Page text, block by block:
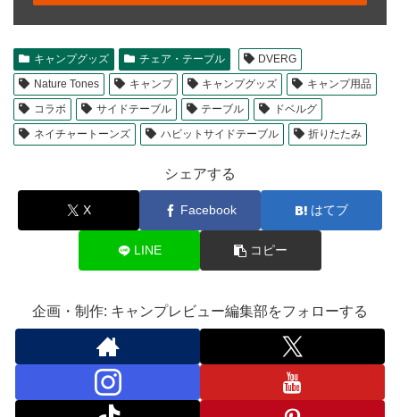
キャンプグッズ チェア・テーブル
DVERG
Nature Tones
キャンプ キャンプグッズ
キャンプ用品
コラボ
サイドテーブル テーブル
ドベルグ
ネイチャートーンズ
ハビットサイドテーブル 折りたたみ
シェアする
X Facebook はてブ
LINE コピー
企画・制作: キャンプレビュー編集部をフォローする